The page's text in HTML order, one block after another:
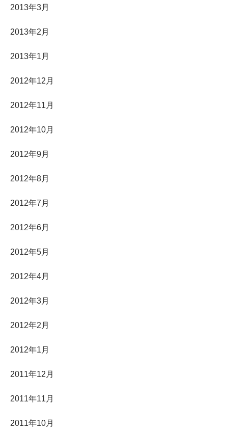
2013年3月
2013年2月
2013年1月
2012年12月
2012年11月
2012年10月
2012年9月
2012年8月
2012年7月
2012年6月
2012年5月
2012年4月
2012年3月
2012年2月
2012年1月
2011年12月
2011年11月
2011年10月